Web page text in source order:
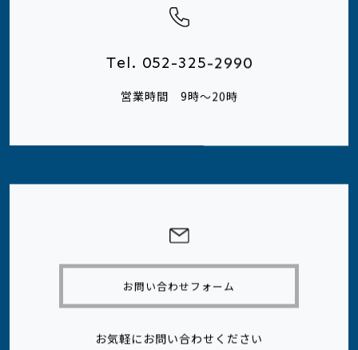
Tel. 052-325-2990
営業時間 9時～20時
お問い合わせフォーム
お気軽にお問い合わせください